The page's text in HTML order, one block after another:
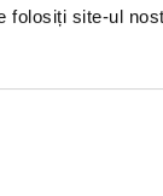
folosiți site-ul